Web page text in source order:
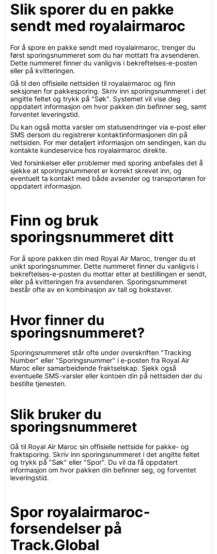
Slik sporer du en pakke
sendt med royalairmaroc
For å spore en pakke sendt med royalairmaroc, trenger du
først sporingsnummeret som du har mottatt fra avsenderen.
Dette nummeret finner du vanligvis i bekreftelses-e-posten
eller på kvitteringen.
Gå til den offisielle nettsiden til royalairmaroc og finn
seksjonen for pakkesporing. Skriv inn sporingsnummeret i det
angitte feltet og trykk på "Søk". Systemet vil vise deg
oppdatert informasjon om hvor pakken din befinner seg, samt
forventet leveringstid.
Du kan også motta varsler om statusendringer via e-post eller
SMS dersom du registrerer kontaktinformasjonen din på
nettsiden. For mer detaljert informasjon om sendingen, kan du
kontakte kundeservice hos royalairmaroc direkte.
Ved forsinkelser eller problemer med sporing anbefales det å
sjekke at sporingsnummeret er korrekt skrevet inn, og
eventuelt ta kontakt med både avsender og transportøren for
oppdatert informasjon.
Finn og bruk
sporingsnummeret ditt
For å spore pakken din med Royal Air Maroc, trenger du et
unikt sporingsnummer. Dette nummeret finner du vanligvis i
bekreftelses-e-posten du mottar etter at bestillingen er sendt,
eller på kvitteringen fra avsenderen. Sporingsnummeret
består ofte av en kombinasjon av tall og bokstaver.
Hvor finner du
sporingsnummeret?
Sporingsnummeret står ofte under overskriften "Tracking
Number" eller "Sporingsnummer" i e-posten fra Royal Air
Maroc eller samarbeidende fraktselskap. Sjekk også
eventuelle SMS-varsler eller kontoen din på nettsiden der du
bestilte tjenesten.
Slik bruker du
sporingsnummeret
Gå til Royal Air Maroc sin offisielle nettside for pakke- og
fraktsporing. Skriv inn sporingsnummeret i det angitte feltet
og trykk på "Søk" eller "Spor". Du vil da få oppdatert
informasjon om hvor pakken din befinner seg, og forventet
leveringstid.
Spor royalairmaroc-
forsendelser på
Track.Global